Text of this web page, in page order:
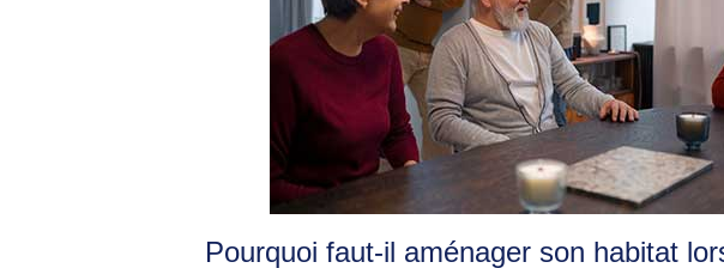
Pourquoi faut-il aménager son habitat